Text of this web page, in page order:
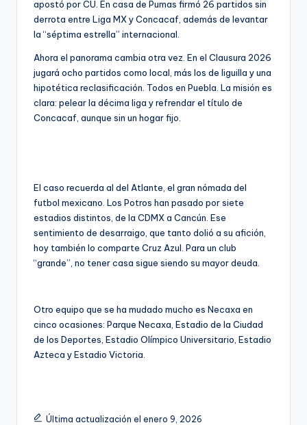
apostó por CU. En casa de Pumas firmó 26 partidos sin
derrota entre Liga MX y Concacaf, además de levantar
la “séptima estrella” internacional.
Ahora el panorama cambia otra vez. En el Clausura 2026
jugará ocho partidos como local, más los de liguilla y una
hipotética reclasificación. Todos en Puebla. La misión es
clara: pelear la décima liga y refrendar el título de
Concacaf, aunque sin un hogar fijo.
El caso recuerda al del Atlante, el gran nómada del
futbol mexicano. Los Potros han pasado por siete
estadios distintos, de la CDMX a Cancún. Ese
sentimiento de desarraigo, que tanto dolió a su afición,
hoy también lo comparte Cruz Azul. Para un club
“grande”, no tener casa sigue siendo su mayor deuda.
Otro equipo que se ha mudado mucho es Necaxa en
cinco ocasiones: Parque Necaxa, Estadio de la Ciudad
de los Deportes, Estadio Olímpico Universitario, Estadio
Azteca y Estadio Victoria.
Última actualización el enero 9, 2026